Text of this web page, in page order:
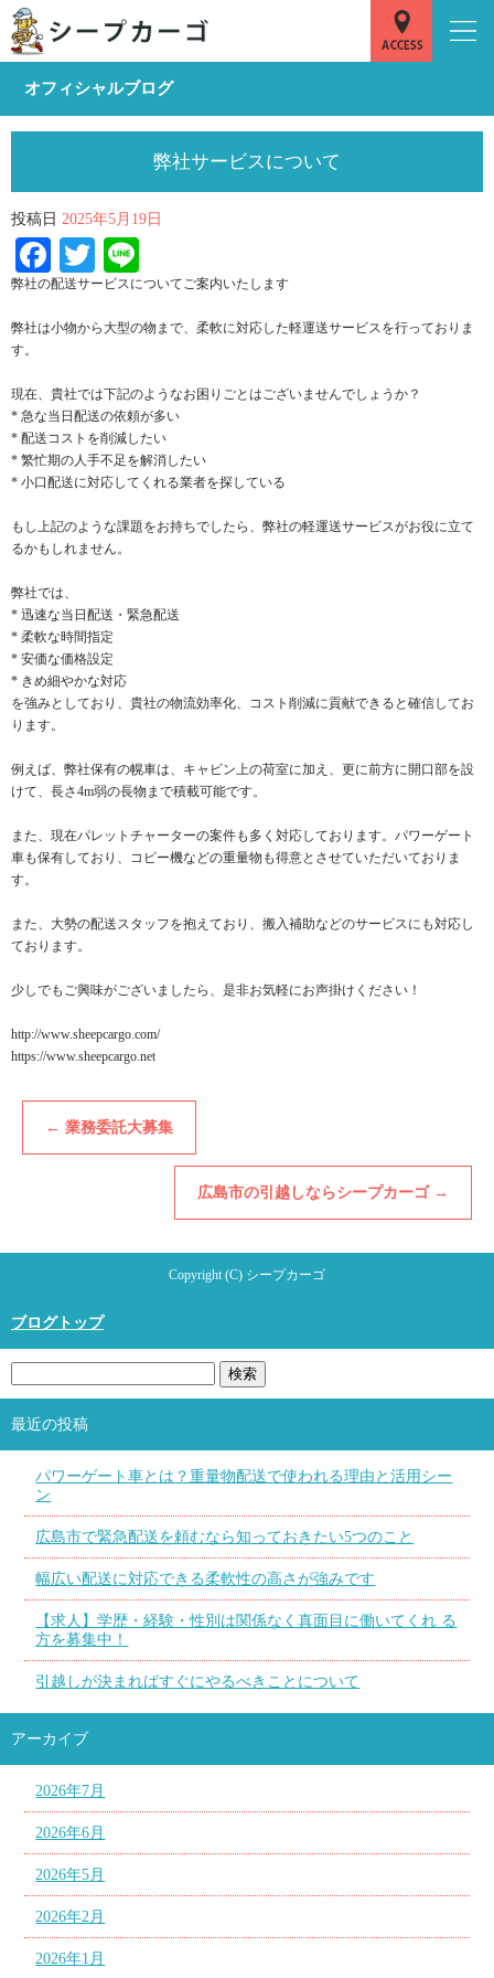
オフィシャルブログ
弊社サービスについて
投稿日 2025年5月19日
Facebook
Twitter
弊社の配送サービスについてご案内いたします
弊社は小物から大型の物まで、柔軟に対応した軽運送サービスを行っておりま
す。
現在、貴社では下記のようなお困りごとはございませんでしょうか？
* 急な当日配送の依頼が多い
* 配送コストを削減したい
* 繁忙期の人手不足を解消したい
* 小口配送に対応してくれる業者を探している
もし上記のような課題をお持ちでしたら、弊社の軽運送サービスがお役に立て
るかもしれません。
弊社では、
* 迅速な当日配送・緊急配送
* 柔軟な時間指定
* 安価な価格設定
* きめ細やかな対応
を強みとしており、貴社の物流効率化、コスト削減に貢献できると確信してお
ります。
例えば、弊社保有の幌車は、キャビン上の荷室に加え、更に前方に開口部を設
けて、長さ4m弱の長物まで積載可能です。
また、現在パレットチャーターの案件も多く対応しております。パワーゲート
車も保有しており、コピー機などの重量物も得意とさせていただいておりま
す。
また、大勢の配送スタッフを抱えており、搬入補助などのサービスにも対応し
ております。
少しでもご興味がございましたら、是非お気軽にお声掛けください！
http://www.sheepcargo.com/
https://www.sheepcargo.net
← 業務委託大募集
広島市の引越しならシープカーゴ →
Copyright (C) シープカーゴ
ブログトップ
最近の投稿
パワーゲート車とは？重量物配送で使われる理由と活用シー
ン
広島市で緊急配送を頼むなら知っておきたい5つのこと
幅広い配送に対応できる柔軟性の高さが強みです
【求人】学歴・経験・性別は関係なく真面目に働いてくれ る
方を募集中！
引越しが決まればすぐにやるべきことについて
アーカイブ
2026年7月
2026年6月
2026年5月
2026年2月
2026年1月